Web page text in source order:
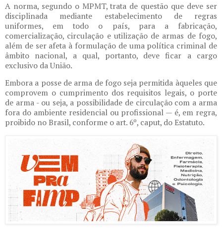
A norma, segundo o MPMT, trata de questão que deve ser
disciplinada mediante estabelecimento de regras
uniformes, em todo o país, para a fabricação,
comercialização, circulação e utilização de armas de fogo,
além de ser afeta à formulação de uma política criminal de
âmbito nacional, a qual, portanto, deve ficar a cargo
exclusivo da União.
Embora a posse de arma de fogo seja permitida àqueles que
comprovem o cumprimento dos requisitos legais, o porte
de arma - ou seja, a possibilidade de circulação com a arma
fora do ambiente residencial ou profissional — é, em regra,
proibido no Brasil, conforme o art. 6º, caput, do Estatuto.